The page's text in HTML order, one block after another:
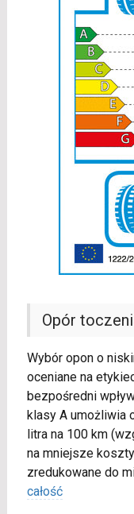
Opór
Wybór opon o
oceniane na
bezpośredni
klasy A umożliwia
litra na 100 km
na mniejsze
zredukowane do
całość